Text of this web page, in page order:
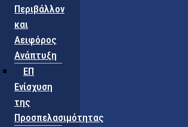
Περιβάλλον
και
Αειφόρος
Ανάπτυξη
ΕΠ
Ενίσχυση
της
Προσπελασιμότητας